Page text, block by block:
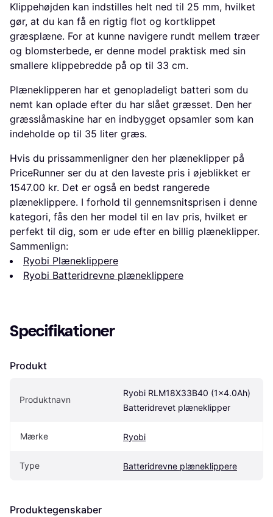
Klippehøjden kan indstilles helt ned til 25 mm, hvilket
gør, at du kan få en rigtig flot og kortklippet
græsplæne. For at kunne navigere rundt mellem træer
og blomsterbede, er denne model praktisk med sin
smallere klippebredde på op til 33 cm.
Plæneklipperen har et genopladeligt batteri som du
nemt kan oplade efter du har slået græsset. Den her
græsslåmaskine har en indbygget opsamler som kan
indeholde op til 35 liter græs.
Hvis du prissammenligner den her plæneklipper på
PriceRunner ser du at den laveste pris i øjeblikket er
1547.00 kr. Det er også en bedst rangerede
plæneklippere. I forhold til gennemsnitsprisen i denne
kategori, fås den her model til en lav pris, hvilket er
perfekt til dig, som er ude efter en billig plæneklipper.
Sammenlign:
Ryobi Plæneklippere
Ryobi Batteridrevne plæneklippere
Specifikationer
Produkt
Produktnavn
Ryobi RLM18X33B40 (1x4.0Ah)
Batteridrevet plæneklipper
Mærke Ryobi
Type Batteridrevne plæneklippere
Produktegenskaber